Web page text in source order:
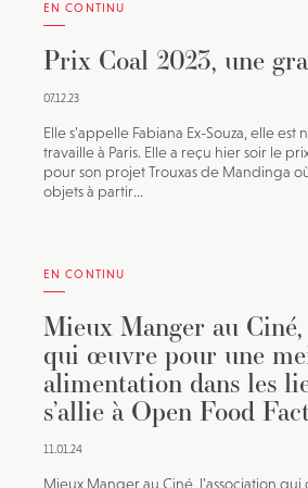
EN CONTINU
Prix Coal 2023, une
07.12.23
Elle s’appelle Fabiana Ex-Souza, elle est
travaille à Paris. Elle a reçu hier soir le
pour son projet Trouxas de Mandinga
objets à partir...
EN CONTINU
Mieux Manger au Ciné,
qui œuvre pour une
alimentation dans les
s’allie à Open Food
11.01.24
Mieux Manger au Ciné, l’association